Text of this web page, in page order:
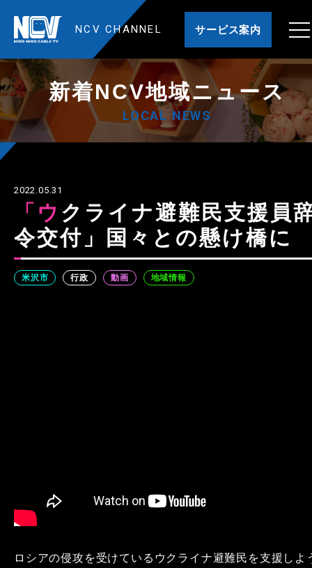
NCV CHANNEL サービス案内
新着NCV地域ニュース
LOCAL NEWS
2022.05.31
「ウクライナ避難民支援員辞
令交付」国々との懸け橋に
米沢市 行政 動画 地域情報
ロシアの侵攻を受けているウクライナ避難民を支援しよ